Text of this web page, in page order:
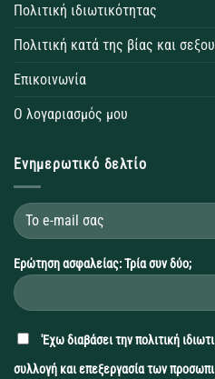
Πολιτική ιδιωτικότητας
Πολιτική κατά της βίας και
Επικοινωνία
Ο λογαριασμός μου
Ενημερωτικό δελτίο
Ερώτηση ασφαλείας: Τρία συν δύο;
'Εχω διαβάσει τηνπολιτική
συλλογή και επεξεργασία των